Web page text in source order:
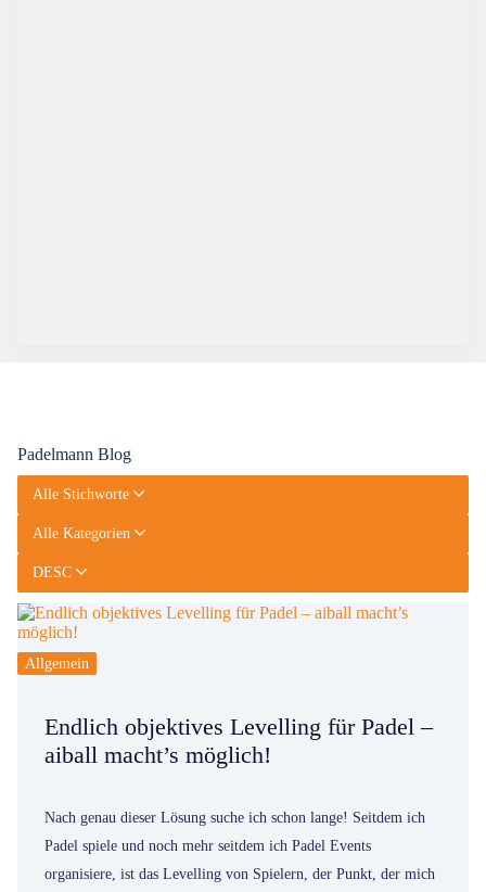
Padelmann Blog
Alle Stichworte
Alle Kategorien
DESC
Allgemein
Endlich objektives Levelling für Padel –
aiball macht’s möglich!
Nach genau dieser Lösung suche ich schon lange! Seitdem ich
Padel spiele und noch mehr seitdem ich Padel Events
organisiere, ist das Levelling von Spielern, der Punkt, der mich